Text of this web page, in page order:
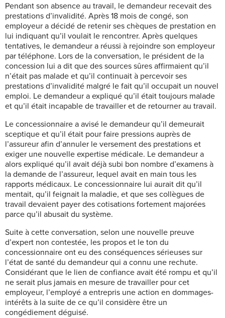
Pendant son absence au travail, le demandeur recevait des
prestations d’invalidité. Après 18 mois de congé, son
employeur a décidé de retenir ses chèques de prestation en
lui indiquant qu’il voulait le rencontrer. Après quelques
tentatives, le demandeur a réussi à rejoindre son employeur
par téléphone. Lors de la conversation, le président de la
concession lui a dit que des sources sûres affirmaient qu’il
n’était pas malade et qu’il continuait à percevoir ses
prestations d’invalidité malgré le fait qu’il occupait un nouvel
emploi. Le demandeur a expliqué qu’il était toujours malade
et qu’il était incapable de travailler et de retourner au travail.
Le concessionnaire a avisé le demandeur qu’il demeurait
sceptique et qu’il était pour faire pressions auprès de
l’assureur afin d’annuler le versement des prestations et
exiger une nouvelle expertise médicale. Le demandeur a
alors expliqué qu’il avait déjà subi bon nombre d’examens à
la demande de l’assureur, lequel avait en main tous les
rapports médicaux. Le concessionnaire lui aurait dit qu’il
mentait, qu’il feignait la maladie, et que ses collègues de
travail devaient payer des cotisations fortement majorées
parce qu’il abusait du système.
Suite à cette conversation, selon une nouvelle preuve
d’expert non contestée, les propos et le ton du
concessionnaire ont eu des conséquences sérieuses sur
l’état de santé du demandeur qui a connu une rechute.
Considérant que le lien de confiance avait été rompu et qu’il
ne serait plus jamais en mesure de travailler pour cet
employeur, l’employé a entrepris une action en dommages-
intérêts à la suite de ce qu’il considère être un
congédiement déguisé.